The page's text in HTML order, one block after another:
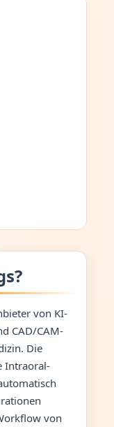
von KI-
CAD/CAM-
Die
Intraoral-
von